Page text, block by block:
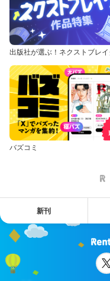
バズコミ
新刊